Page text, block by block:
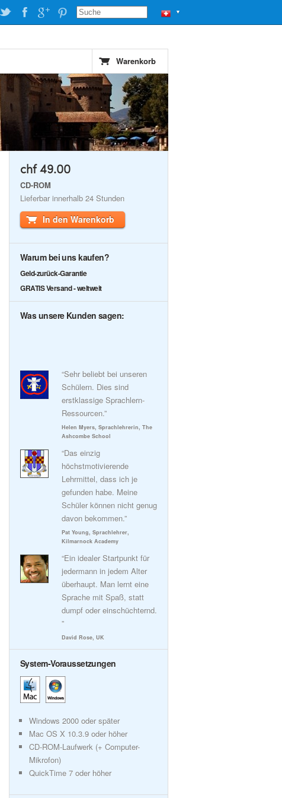
▼
Warenkorb
chf 49.00
CD-ROM
Lieferbar innerhalb 24 Stunden
In den Warenkorb
Warum bei uns kaufen?
Geld-zurück-Garantie
GRATIS Versand - weltweit
Was unsere Kunden sagen:
“Sehr beliebt bei unseren
Schülern. Dies sind
erstklassige Sprachlern-
Ressourcen.”
Helen Myers, Sprachlehrerin, The
Ashcombe School
“Das einzig
höchstmotivierende
Lehrmittel, dass ich je
gefunden habe. Meine
Schüler können nicht genug
davon bekommen.”
Pat Young, Sprachlehrer,
Kilmarnock Academy
“Ein idealer Startpunkt für
jedermann in jedem Alter
überhaupt. Man lernt eine
Sprache mit Spaß, statt
dumpf oder einschüchternd.
”
David Rose, UK
System-Voraussetzungen
Windows 2000 oder später
Mac OS X 10.3.9 oder höher
CD-ROM-Laufwerk (+ Computer-
Mikrofon)
QuickTime 7 oder höher